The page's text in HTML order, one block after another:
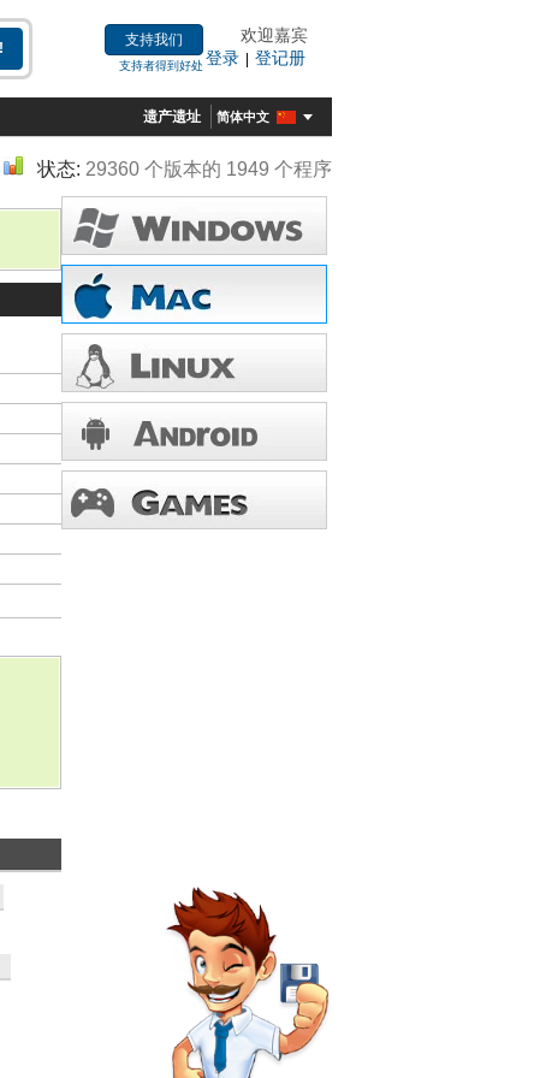
支持我们
支持者得到好处
欢迎嘉宾
登录 | 登记册
遗产遗址 简体中文
状态: 29360 个版本的 1949 个程序